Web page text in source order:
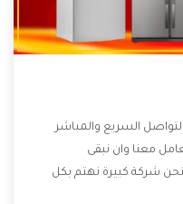
السريع والمباشر
معنا وان نبقى
شركة كبيرة نهتم بكل